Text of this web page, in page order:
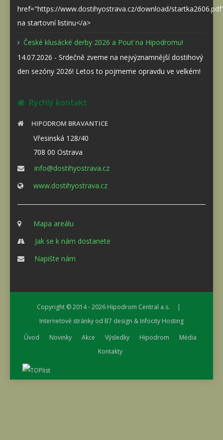
href="https://www.dostihyostrava.cz/download/
na startovní listinu</a>
České klusácké derby 2026 a Pouť na Hipodromu!
14.07.2026 - Srdečně zveme na nejvýznamnější dostihový
den sezóny 2026! Letos to pojmeme opravdu ve velkém!
Rychlý kontakt
HIPODROM BRAVANTICE
Vřesinská 128/40
708 00 Ostrava
info@dostihyostrava.cz
www.dostihyostrava.cz
Mapa areálu
Jak se k nám dostanete
Napište nám
Copyright © 2014 - 2026 Hipodrom Central a.s. |
Internetové stránky od B7 design & Infocity Hosting
Úvod
Novinky Akce Výsledky Hipodrom
Média
Kontakty